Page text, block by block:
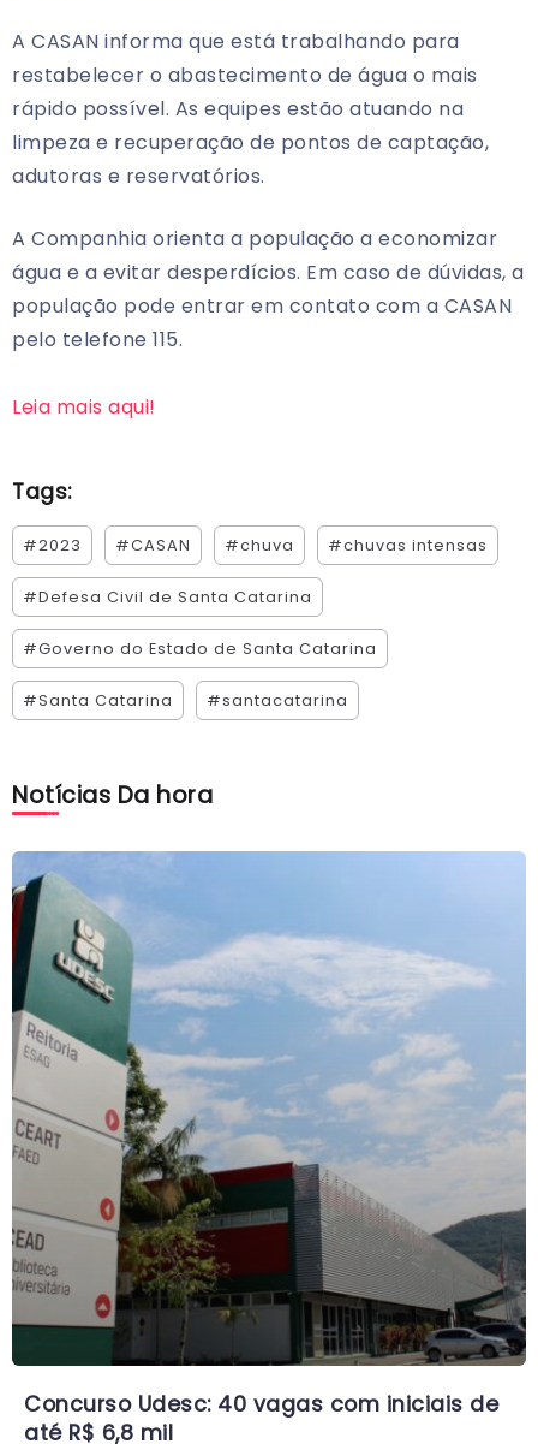
A CASAN informa que está trabalhando para
restabelecer o abastecimento de água o mais
rápido possível. As equipes estão atuando na
limpeza e recuperação de pontos de captação,
adutoras e reservatórios.
A Companhia orienta a população a economizar
água e a evitar desperdícios. Em caso de dúvidas, a
população pode entrar em contato com a CASAN
pelo telefone 115.
Leia mais aqui!
Tags:
#2023 #CASAN #chuva #chuvas intensas
#Defesa Civil de Santa Catarina
#Governo do Estado de Santa Catarina
#Santa Catarina #santacatarina
Notícias Da hora
Concurso Udesc: 40 vagas com iniciais de
até R$ 6,8 mil